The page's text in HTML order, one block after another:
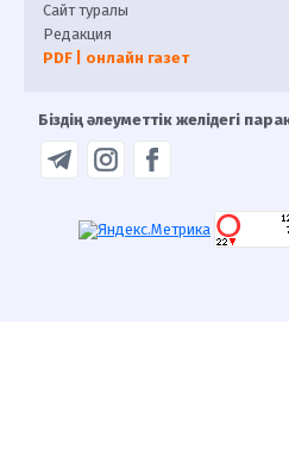
Сайт туралы
Редакция
PDF | онлайн газет
Біздің әлеуметтік желідегі